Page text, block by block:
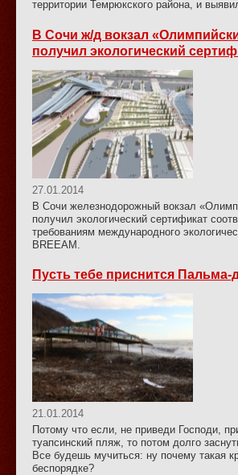
территории Темрюкского района, и
В Сочи ж/д вокзал
получил экологический
27.01.2014
В Сочи железнодорожный вокзал
получил экологический сертификат
требованиям международного
BREEAM.
Пусть тебе приснится Пальма-
21.01.2014
Потому что если, не приведи Господи,
туапсинский пляж, то потом долго
Все будешь мучиться: ну почему такая
беспорядке?